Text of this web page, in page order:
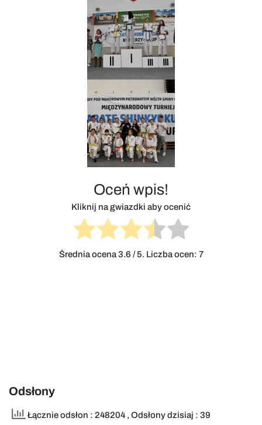
Oceń wpis!
Kliknij na gwiazdki aby ocenić
Średnia ocena3.6 / 5. Liczba ocen: 7
Odsłony
Łącznie odsłon : 248204 , Odsłony dzisiaj : 39